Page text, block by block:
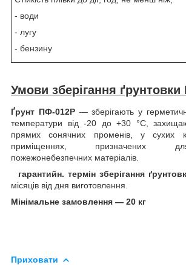
- води
- лугу
- бензину
Умови зберігання
Ґрунт ПФ-012Р— зберігають у
температури від -20 до +30 °C,
прямих сонячних променів, у сухих
приміщеннях, призначених
пожежонебезпечних матеріалів.
гарантийн. термін зберігання
місяців від дня виготовлення.
Мінімальне замовлення — 20 кг
Приховати